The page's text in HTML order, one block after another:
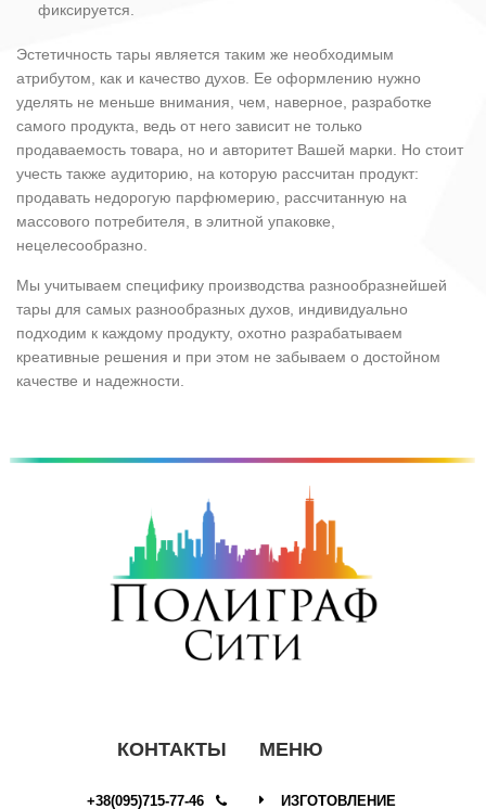
фиксируется.
Эстетичность тары является таким же необходимым
атрибутом, как и качество духов. Ее оформлению нужно
уделять не меньше внимания, чем, наверное, разработке
самого продукта, ведь от него зависит не только
продаваемость товара, но и авторитет Вашей марки. Но стоит
учесть также аудиторию, на которую рассчитан продукт:
продавать недорогую парфюмерию, рассчитанную на
массового потребителя, в элитной упаковке,
нецелесообразно.
Мы учитываем специфику производства разнообразнейшей
тары для самых разнообразных духов, индивидуально
подходим к каждому продукту, охотно разрабатываем
креативные решения и при этом не забываем о достойном
качестве и надежности.
КОНТАКТЫ
+38(095)715-77-46
МЕНЮ
ИЗГОТОВЛЕНИЕ